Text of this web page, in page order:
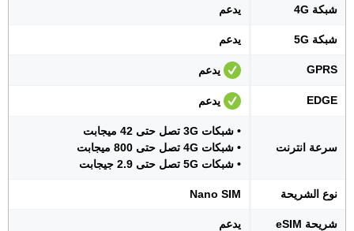
شبكة 4G يدعم
شبكة 5G يدعم
GPRS يدعم
EDGE يدعم
سرعة انترنت
• شبكات 3G تصل حتى 42 ميجابت
• شبكات 4G تصل حتى 800 ميجابت
• شبكات 5G تصل حتى 2.9 جيجابت
نوع الشريحة Nano SIM
شريحة eSIM يدعم